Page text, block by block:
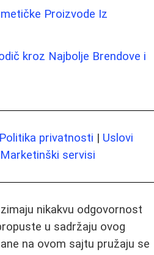
Proizvode Iz
kroz Najbolje Brendove i
Politika privatnosti | Uslovi
Marketinški servisi
nikakvu odgovornost
u sadržaju ovog
na ovom sajtu pružaju se